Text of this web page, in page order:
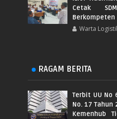
Cetak
Berkompeten
Warta
RAGAM BERITA
Terbit UU No
No. 17 Tahun
Kemenhub